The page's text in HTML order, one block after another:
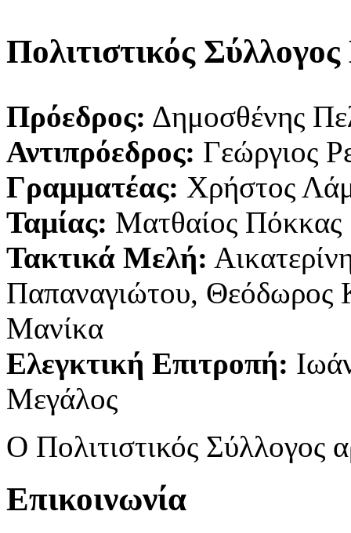
Πολιτιστικός
Πρόεδρος: Δημοσθένης
Αντιπρόεδρος: Γεώργιος
Γραμματέας: Χρήστος
Ταμίας: Ματθαίος Πόκκας
Τακτικά Μελή:
Παπαναγιώτου, Θεόδωρος
Μανίκα
Ελεγκτική Επιτροπή:
Μεγάλος
Ο Πολιτιστικός Σύλλογος
Επικοινωνία